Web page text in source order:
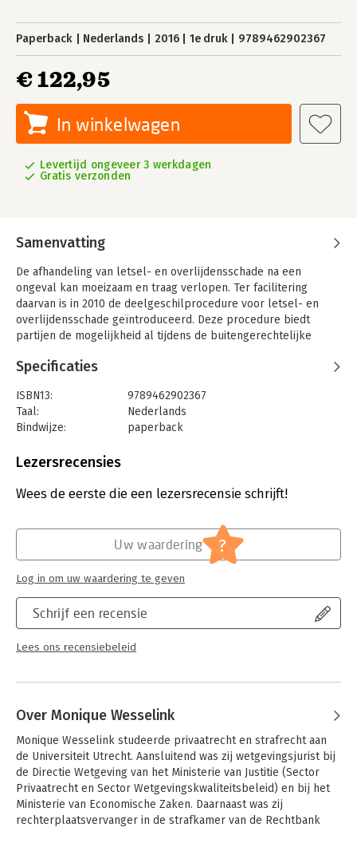
Paperback Nederlands 2016 1e druk 9789462902367
€ 122,95
In winkelwagen
Levertijd ongeveer 3 werkdagen
Gratis verzonden
Samenvatting
De afhandeling van letsel- en overlijdensschade na een
ongeval kan moeizaam en traag verlopen. Ter facilitering
daarvan is in 2010 de deelgeschilprocedure voor letsel- en
overlijdensschade geïntroduceerd. Deze procedure biedt
partijen de mogelijkheid al tijdens de buitengerechtelijke
aan de rechter voor te leggen. Na de procedure worden zij
af te ronden.
De vraag is of deze gerechtelijke procedure de
verbetert. Welke factoren bemoeilijken of vertragen de
deelgeschilprocedure grijpen daarop in? Om op deze en
van de procedure middels juridisch en empirisch onderzoek
geanalyseerd. Daarbij is onderscheid gemaakt in de effecten
van de procedure op de buitengerechtelijke onderhandelingen
Specificaties
ISBN13:
9789462902367
Taal:
Nederlands
Bindwijze:
paperback
Uitgever:
Verschijningsdatum:
25-6-2016
Enqueterecht
Serie:
Lezersrecensies
Wees de eerste die een lezersrecensie schrijft!
Schrijf een recensie
Lees ons recensiebeleid
Uw waardering ?
Log in om uw waardering te geven
Over Monique Wesselink
Monique Wesselink studeerde privaatrecht en strafrecht aan
de Universiteit Utrecht. Aansluitend was zij wetgevingsjurist bij
de Directie Wetgeving van het Ministerie van Justitie (Sector
Privaatrecht en Sector Wetgevingskwaliteitsbeleid) en bij het
Ministerie van Economische Zaken. Daarnaast was zij
rechterplaatsvervanger in de strafkamer van de Rechtbank